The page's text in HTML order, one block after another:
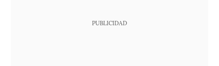
PUBLICIDAD